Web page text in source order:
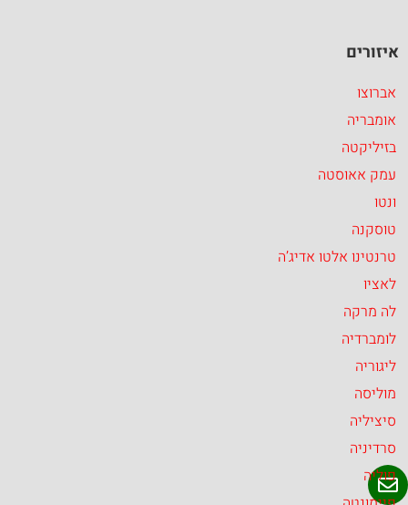
איזורים
אברוצו
אומבריה
בזיליקטה
עמק אאוסטה
ונטו
טוסקנה
טרנטינו אלטו אדיג’ה
לאציו
לה מרקה
לומברדיה
ליגוריה
מוליסה
סיציליה
סרדיניה
פוליה